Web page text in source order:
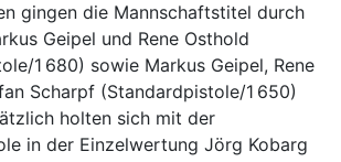
gingen die Mannschaftstitel durch
Geipel und Rene Osthold
1 680) sowie Markus Geipel, Rene
Scharpf (Standardpistole/1 650)
holten sich mit der
in der Einzelwertung Jörg Kobarg